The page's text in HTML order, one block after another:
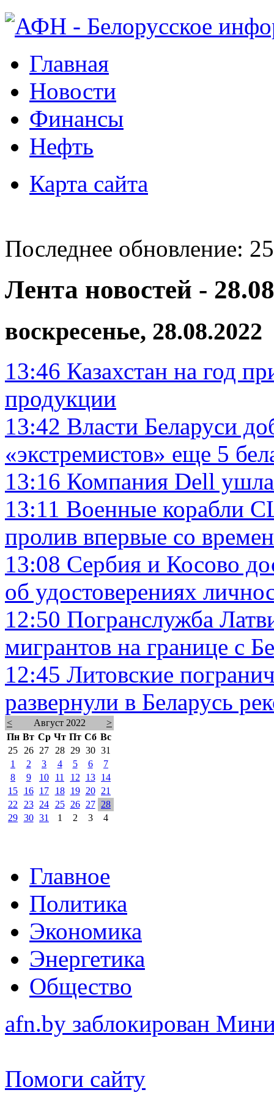
Главная
Новости
Финансы
Нефть
Карта сайта
Последнее обновление:
Лента новостей -
воскресенье, 28.08.2022
13:46 Казахстан на год
продукции
13:42 Власти Беларуси
«экстремистов» еще 5
13:16 Компания Dell
13:11 Военные корабли
пролив впервые со
13:08 Сербия и Косово
об удостоверениях
12:50 Погранслужба
мигрантов на границе с
12:45 Литовские
развернули в Беларусь
< Август 2022
>
Пн Вт Ср Чт Пт Сб Вс
25
26 27 28 29 30 31
1
2 3 4 5 6
7
8
9 10 11 12 13
14
15
16 17 18 19 20
21
22
23 24 25 26 27
28
29 30 31 1 2 3 4
Главное
Политика
Экономика
Энергетика
Общество
afn.by заблокирован
Помоги сайту